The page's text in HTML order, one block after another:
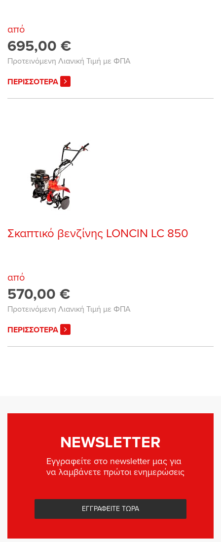
από
695,00 €
Προτεινόμενη Λιανική Τιμή με ΦΠΑ
ΠΕΡΙΣΣΟΤΕΡΑ
Σκαπτικό βενζίνης LONCIN LC 850
από
570,00 €
Προτεινόμενη Λιανική Τιμή με ΦΠΑ
ΠΕΡΙΣΣΟΤΕΡΑ
NEWSLETTER
Εγγραφείτε στο newsletter μας για
να λαμβάνετε πρώτοι ενημερώσεις
ΕΓΓΡΑΦΕΙΤΕ ΤΩΡΑ